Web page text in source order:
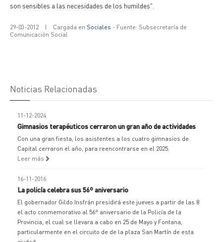
son sensibles a las necesidades de los humildes".
29-03-2012 | Cargada en Sociales - Fuente: Subsecretaría de
Comunicación Social
Noticias Relacionadas
11-12-2024
Gimnasios terapéuticos cerraron un gran año de actividades
Con una gran fiesta, los asistentes a los cuatro gimnasios de
Capital cerraron el año, para reencontrarse en el 2025.
Leer más
16-11-2016
La policía celebra sus 56º aniversario
El gobernador Gildo Insfrán presidirá este jueves a partir de las 8
el acto conmemorativo al 56º aniversario de la Policía de la
Provincia, el cual se llevara a cabo en 25 de Mayo y Fontana,
particularmente en el circuito de de la plaza San Martín de esta